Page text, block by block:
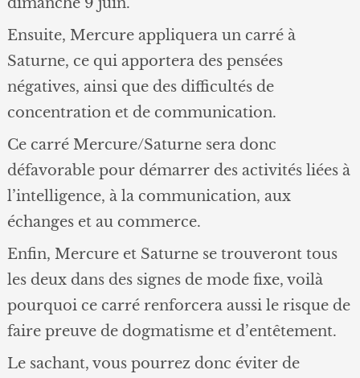
Ensuite, Mercure appliquera un carré à
Saturne, ce qui apportera des pensées
négatives, ainsi que des difficultés de
concentration et de communication.
Ce carré Mercure/Saturne sera donc
défavorable pour démarrer des activités liées à
l’intelligence, à la communication, aux
échanges et au commerce.
Enfin, Mercure et Saturne se trouveront tous
les deux dans des signes de mode fixe, voilà
pourquoi ce carré renforcera aussi le risque de
faire preuve de dogmatisme et d’entêtement.
Le sachant, vous pourrez donc éviter de